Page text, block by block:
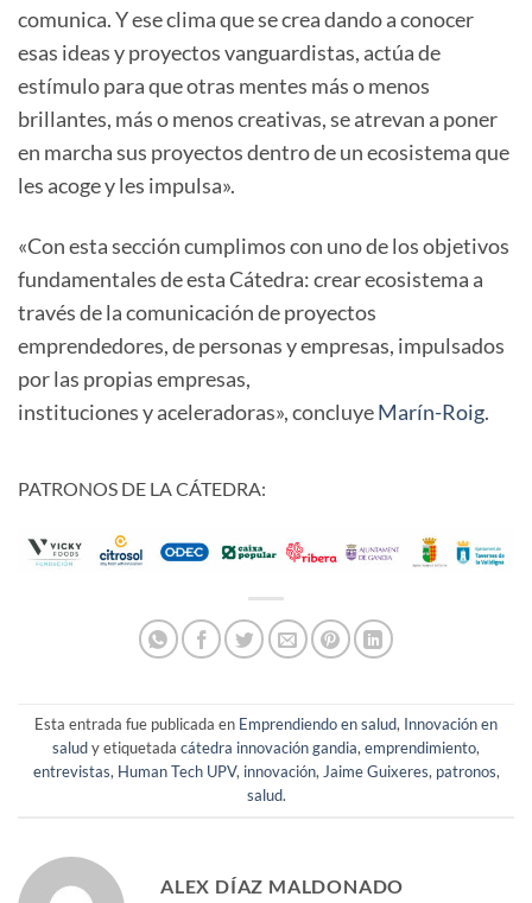
comunica. Y ese clima que se crea dando a conocer
esas ideas y proyectos vanguardistas, actúa de
estímulo para que otras mentes más o menos
brillantes, más o menos creativas, se atrevan a poner
en marcha sus proyectos dentro de un ecosistema que
les acoge y les impulsa».
«Con esta sección cumplimos con uno de los objetivos
fundamentales de esta Cátedra: crear ecosistema a
través de la comunicación de proyectos
emprendedores, de personas y empresas, impulsados
por las propias empresas,
instituciones y aceleradoras», concluyeMarín-Roig.
PATRONOS DE LA CÁTEDRA:
Esta entrada fue publicada en Emprendiendo en salud, Innovación en
saludy etiquetada cátedra innovación gandia, emprendimiento,
entrevistas, Human Tech UPV, innovación, Jaime Guixeres, patronos,
salud.
ALEX DÍAZ MALDONADO